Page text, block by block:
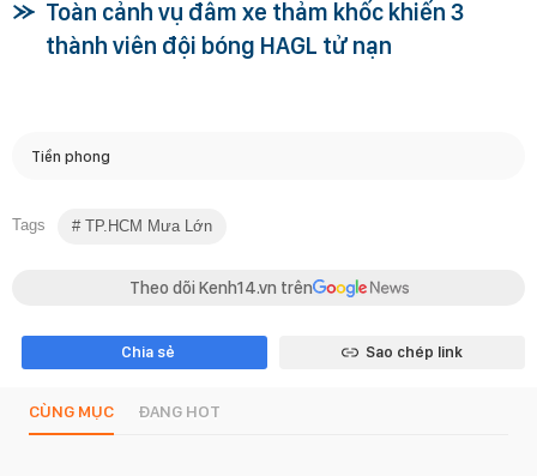
Toàn cảnh vụ đâm xe thảm khốc khiến 3
thành viên đội bóng HAGL tử nạn
Tiền phong
Tags TP.HCM Mưa Lớn
Theo dõi Kenh14.vn trên
Chia sẻ Sao chép link
CÙNG MỤC ĐANG HOT